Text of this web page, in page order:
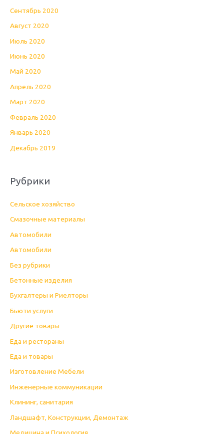
Сентябрь 2020
Август 2020
Июль 2020
Июнь 2020
Май 2020
Апрель 2020
Март 2020
Февраль 2020
Январь 2020
Декабрь 2019
Рубрики
Cельское хозяйство
Cмазочные материалы
Автомобили
Автомобили
Без рубрики
Бетонные изделия
Бухгалтеры и Риелторы
Бьюти услуги
Другие товары
Еда и рестораны
Еда и товары
Изготовление Мебели
Инженерные коммуникации
Клининг, санитария
Ландшафт, Конструкции, Демонтаж